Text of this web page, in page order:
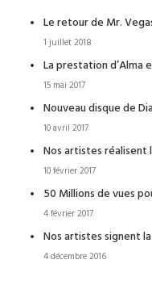
Le retour de Mr.
1 juillet 2018
La prestation d’Alma
15 mai 2017
Nouveau disque de
10 avril 2017
Nos artistes réalisent
10 février 2017
50 Millions de vues
4 février 2017
Nos artistes signent
4 décembre 2016